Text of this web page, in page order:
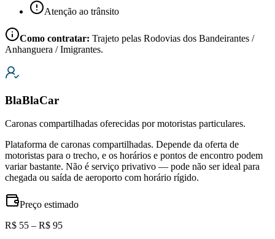
Atenção ao trânsito
Como contratar: Trajeto pelas Rodovias dos Bandeirantes /
Anhanguera / Imigrantes.
BlaBlaCar
Caronas compartilhadas oferecidas por motoristas particulares.
Plataforma de caronas compartilhadas. Depende da oferta de
motoristas para o trecho, e os horários e pontos de encontro podem
variar bastante. Não é serviço privativo — pode não ser ideal para
chegada ou saída de aeroporto com horário rígido.
Preço estimado
R$ 55 – R$ 95